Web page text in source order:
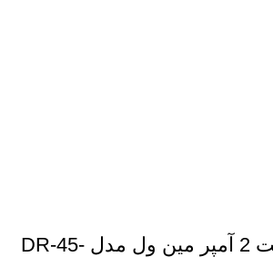
منبع تغذیه 24 ولت 2 آمپر مین ول مدل DR-45-